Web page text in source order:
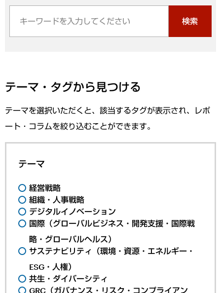
検索
テーマ・タグから見つける
テーマを選択いただくと、該当するタグが表示され、レポ
ート・コラムを絞り込むことができます。
テーマ
経営戦略
組織・人事戦略
デジタルイノベーション
国際（グローバルビジネス・開発支援・国際戦
略・グローバルヘルス）
サステナビリティ（環境・資源・エネルギー・
ESG・人権）
共生・ダイバーシティ
GRC（ガバナンス・リスク・コンプライアン